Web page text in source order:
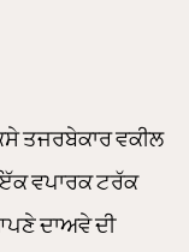
ਤਜਰਬੇਕਾਰ ਵਕੀਲ
ਵਪਾਰਕ ਟਰੱਕ
ਦਾਅਵੇ ਦੀ